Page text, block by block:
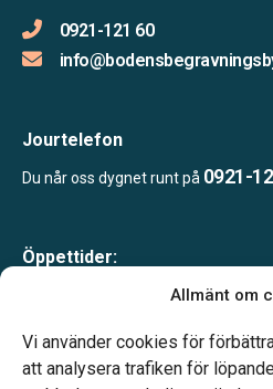
Allmänt om
Vi använder cookies för
att analysera trafiken för
0921-121 60
Jourtelefon
Du når oss dygnet runt på 0921-
Öppettider:
Lunchstängt 12.00–13.00
Telefonjour dygnet runt